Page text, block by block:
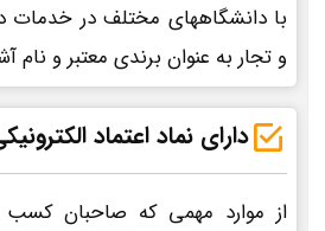
با دانشگاههای مختلف در خدمات
و تجار به عنوان برندی معتبر و نام
دارای نماد اعتماد
از موارد مهمی که صاحبان